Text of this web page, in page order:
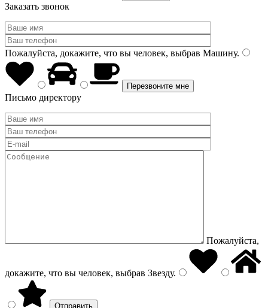
Заказать звонок
Пожалуйста, докажите, что вы человек, выбрав Машину.
Письмо директору
Пожалуйста,
докажите, что вы человек, выбрав Звезду.